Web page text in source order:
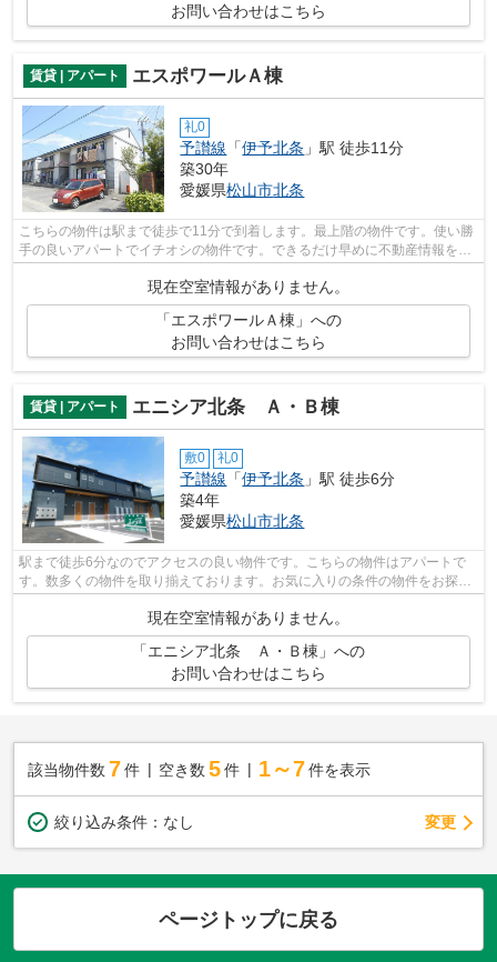
お問い合わせはこちら
賃貸 | アパート エスポワールＡ棟
礼0
予讃線 「伊予北条 」駅 徒歩11分
築30年
愛媛県松山市北条
こちらの物件は駅まで徒歩で11分で到着します。最上階の物件です。使い勝
手の良いアパートでイチオシの物件です。できるだけ早めに不動産情報を集
現在空室情報がありません。
「エスポワールＡ棟」への
お問い合わせはこちら
賃貸 | アパート エニシア北条 Ａ・Ｂ棟
敷0 礼0
予讃線 「伊予北条 」駅 徒歩6分
築4年
愛媛県松山市北条
駅まで徒歩6分なのでアクセスの良い物件です。こちらの物件はアパートで
す。数多くの物件を取り揃えております。お気に入りの条件の物件をお探し
現在空室情報がありません。
「エニシア北条 Ａ・Ｂ棟」への
お問い合わせはこちら
該当物件数 7件 空き数 5 件 1～7 件を表示
絞り込み条件： なし 変更
ページトップに戻る